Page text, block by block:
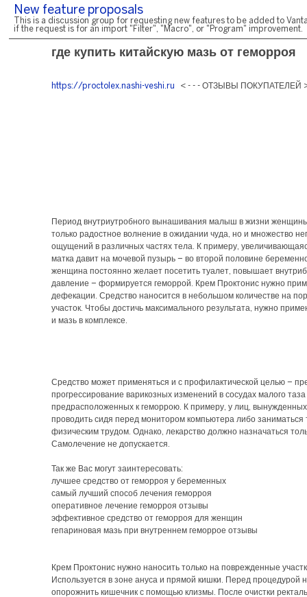
New feature proposals
This is a discussion group for requesting new features to be added to
if the request is for an import "Filter", "Macro", or "Program" improvement.
где купить китайскую мазь от геморроя
https://proctolex.nashi-veshi.ru < - - - ОТЗЫВЫ ПОКУПАТЕЛЕЙ
Период внутриутробного вынашивания малыш в жизни
только радостное волнение в ожидании чуда, но и множество
ощущений в различных частях тела. К примеру,
матка давит на мочевой пузырь – во второй половине
женщина постоянно желает посетить туалет, повышает
давление – формируется геморрой. Крем Проктонис нужно
дефекации. Средство наносится в небольшом количестве на
участок. Чтобы достичь максимального результата, нужно
и мазь в комплексе.
Средство может применяться и с профилактической целью –
прогрессирование варикозных изменений в сосудах малого
предрасположенных к геморрою. К примеру, у лиц,
проводить сидя перед монитором компьютера либо
физическим трудом. Однако, лекарство должно назначаться
Самолечение не допускается.
Так же Вас могут заинтересовать:
лучшее средство от геморроя у беременных
самый лучший способ лечения геморроя
оперативное лечение геморроя отзывы
эффективное средство от геморроя для женщин
гепариновая мазь при внутреннем геморрое отзывы
Крем Проктонис нужно наносить только на поврежденные
Используется в зоне ануса и прямой кишки. Перед процедурой
опорожнить кишечник с помощью клизмы. После очистки